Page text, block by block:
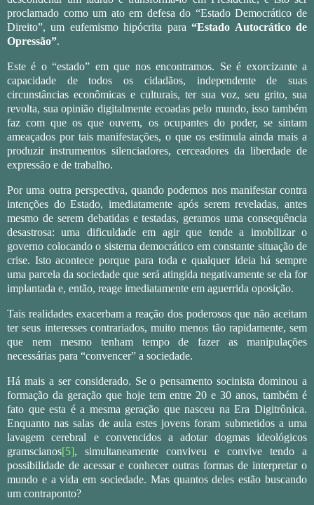
proclamado como um ato em defesa do “Estado Democrático de
Direito”, um eufemismo hipócrita para“Estado Autocrático de
Opressão”.
Este é o “estado” em que nos encontramos. Se é exorcizante a
capacidade de todos os cidadãos, independente de suas
circunstâncias econômicas e culturais, ter sua voz, seu grito, sua
revolta, sua opinião digitalmente ecoadas pelo mundo, isso também
faz com que os que ouvem, os ocupantes do poder, se sintam
ameaçados por tais manifestações, o que os estimula ainda mais a
produzir instrumentos silenciadores, cerceadores da liberdade de
expressão e de trabalho.
Por uma outra perspectiva, quando podemos nos manifestar contra
intenções do Estado, imediatamente após serem reveladas, antes
mesmo de serem debatidas e testadas, geramos uma consequência
desastrosa: uma dificuldade em agir que tende a imobilizar o
governo colocando o sistema democrático em constante situação de
crise. Isto acontece porque para toda e qualquer ideia há sempre
uma parcela da sociedade que será atingida negativamente se ela for
implantada e, então, reage imediatamente em aguerrida oposição.
Tais realidades exacerbam a reação dos poderosos que não aceitam
ter seus interesses contrariados, muito menos tão rapidamente, sem
que nem mesmo tenham tempo de fazer as manipulações
necessárias para “convencer” a sociedade.
Há mais a ser considerado. Se o pensamento socinista dominou a
formação da geração que hoje tem entre 20 e 30 anos, também é
fato que esta é a mesma geração que nasceu na Era Digitrônica.
Enquanto nas salas de aula estes jovens foram submetidos a uma
lavagem cerebral e convencidos a adotar dogmas ideológicos
gramscianos[5], simultaneamente conviveu e convive tendo a
possibilidade de acessar e conhecer outras formas de interpretar o
mundo e a vida em sociedade. Mas quantos deles estão buscando
um contraponto?